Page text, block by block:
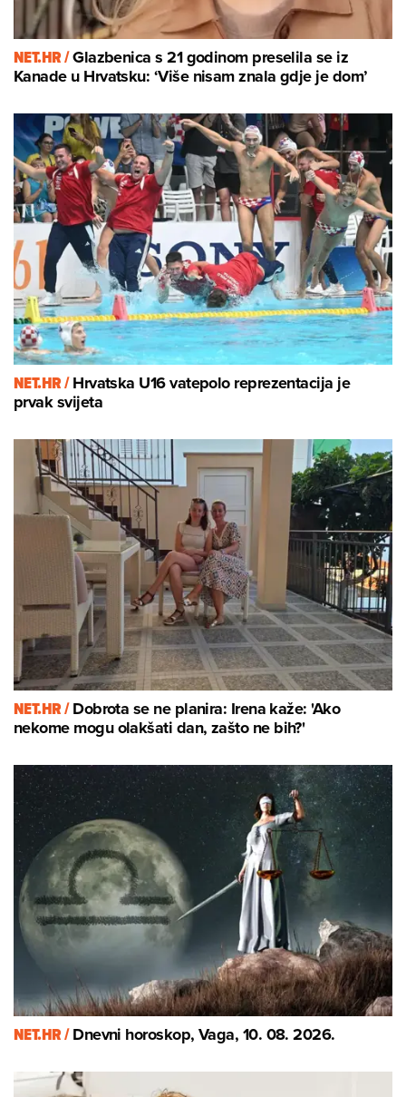
NET.HR /Glazbenica s 21 godinom preselila se iz
Kanade u Hrvatsku: ‘Više nisam znala gdje je dom’
NET.HR /Hrvatska U16 vatepolo reprezentacija je
prvak svijeta
NET.HR /Dobrota se ne planira: Irena kaže: 'Ako
nekome mogu olakšati dan, zašto ne bih?'
NET.HR /Dnevni horoskop, Vaga, 10. 08. 2026.